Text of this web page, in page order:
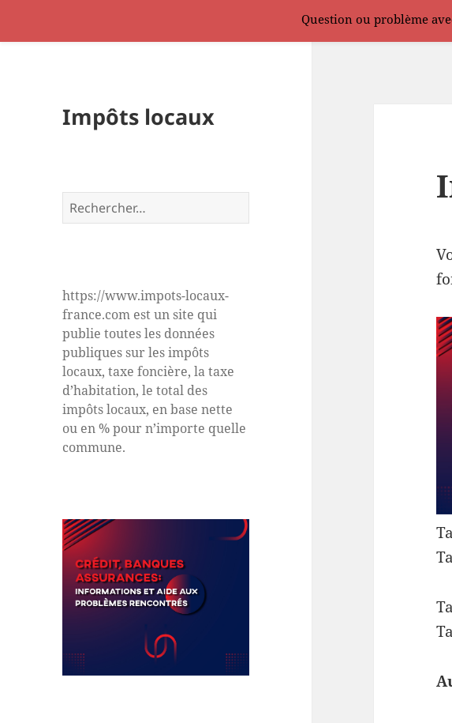
Impôts locaux
Rechercher :
https://www.impots-locaux-
france.com est un site qui
publie toutes les données
publiques sur les impôts
locaux, taxe foncière, la taxe
d’habitation, le total des
impôts locaux, en base nette
ou en % pour n’importe quelle
commune.
Question ou problème